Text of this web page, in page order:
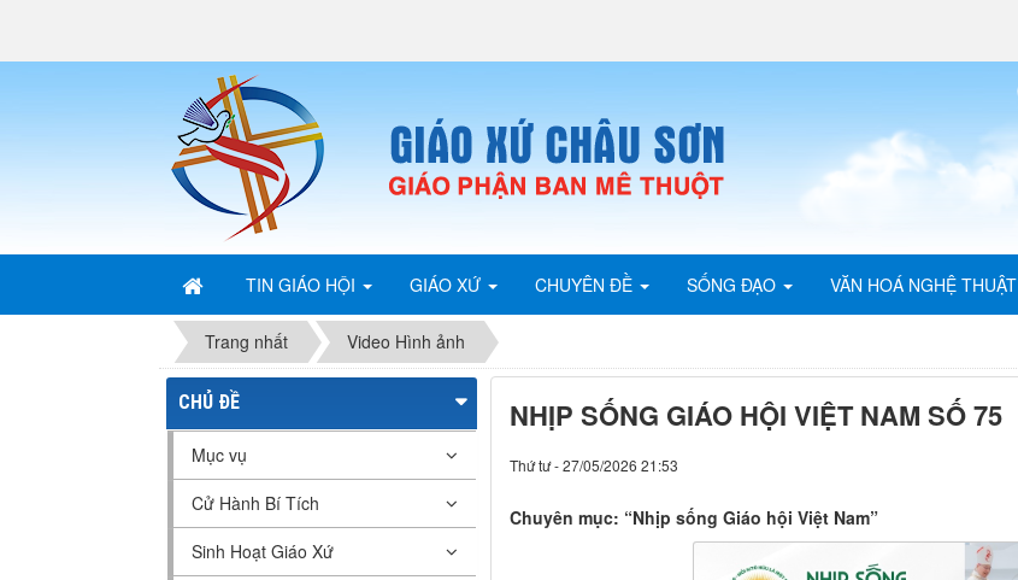
TIN GIÁO HỘI GIÁO XỨ CHUYÊN ĐỀ SỐNG ĐẠO VĂN HOÁ NGHỆ THUẬT
Trang nhất Video Hình ảnh
NHỊP SỐNG GIÁO HỘI VIỆT NAM SỐ 75
Thứ tư - 27/05/2026 21:53
Chuyên mục: “Nhịp sống Giáo hội Việt Nam”
CHỦ ĐỀ
Mục vụ
Cử Hành Bí Tích
Sinh Hoạt Giáo Xứ